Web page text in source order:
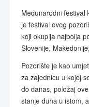
Međunarodni festival
je festival ovog
koji okuplja najbolja
Slovenije,
Pozorište je kao
za zajednicu u kojoj
do danas, položaj
stanje duha u istom,